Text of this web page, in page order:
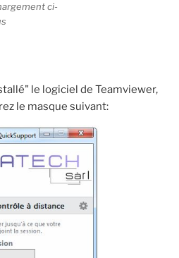
ci-
le logiciel de Teamviewer,
le masque suivant: